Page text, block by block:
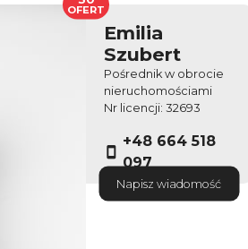
Emilia
Szubert
Pośrednik w obrocie
nieruchomościami
Nr licencji: 32693
+48 664 518
097
Napisz wiadomość
OFERT